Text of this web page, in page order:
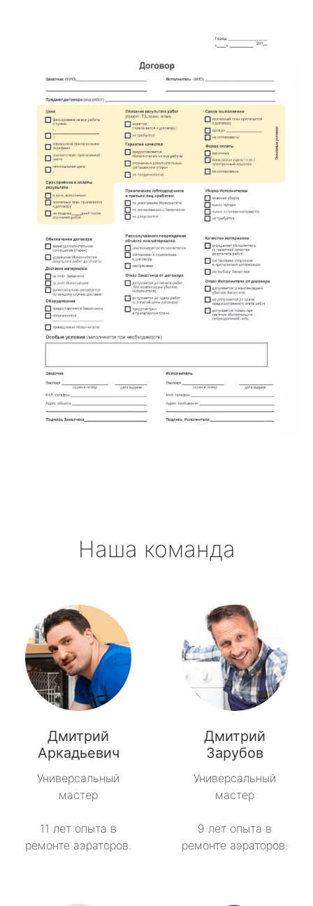
Наша команда
Дмитрий
Аркадьевич
Универсальный
мастер
11 лет опыта в
ремонте аэраторов.
Дмитрий
Зарубов
Универсальный
мастер
9 лет опыта в
ремонте аэраторов.